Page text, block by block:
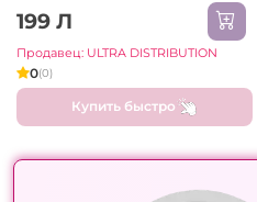
199 Л
Продавец: ULTRA DISTRIBUTION
0(0)
Купить быстро